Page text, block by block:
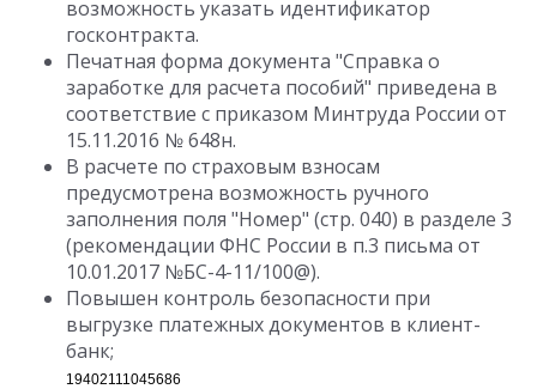
возможность указать идентификатор
госконтракта.
Печатная форма документа "Справка о
заработке для расчета пособий" приведена в
соответствие с приказом Минтруда России от
15.11.2016 № 648н.
В расчете по страховым взносам
предусмотрена возможность ручного
заполнения поля "Номер" (стр. 040) в разделе 3
(рекомендации ФНС России в п.3 письма от
10.01.2017 №БС-4-11/100@).
Повышен контроль безопасности при
выгрузке платежных документов в клиент-
банк;
19402111045686